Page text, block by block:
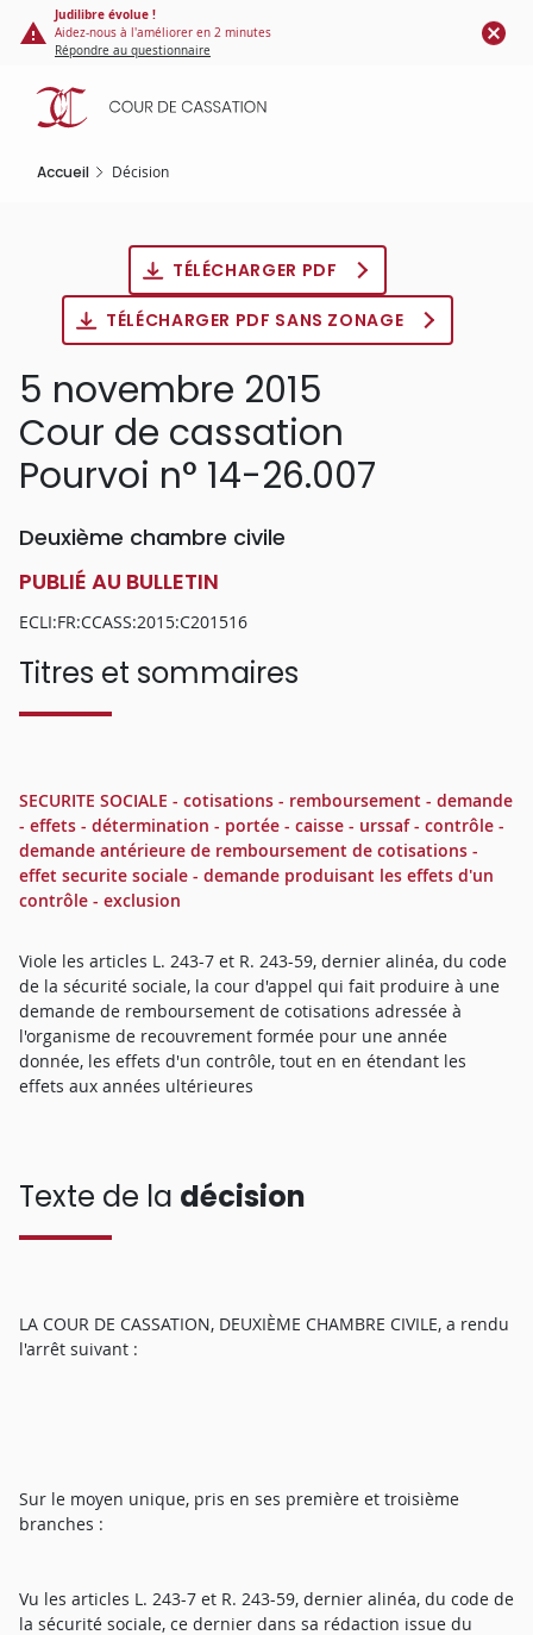
Panneau de gestion des cookies
contenu
principal
Judilibre évolue !
Aidez-nous à l'améliorer en 2 minutes
Répondre au questionnaire
Accueil Décision
TÉLÉCHARGER PDF
TÉLÉCHARGER PDF SANS ZONAGE
5 novembre 2015
Cour de cassation
Pourvoi n° 14-26.007
Deuxième chambre civile
PUBLIÉ AU BULLETIN
ECLI:FR:CCASS:2015:C201516
Titres et sommaires
SECURITE SOCIALE - cotisations - remboursement - demande
- effets - détermination - portée - caisse - urssaf - contrôle -
demande antérieure de remboursement de cotisations -
effet securite sociale - demande produisant les effets d'un
contrôle - exclusion
Viole les articles L. 243-7 et R. 243-59, dernier alinéa, du code
de la sécurité sociale, la cour d'appel qui fait produire à une
demande de remboursement de cotisations adressée à
l'organisme de recouvrement formée pour une année
donnée, les effets d'un contrôle, tout en en étendant les
effets aux années ultérieures
Texte de la décision
LA COUR DE CASSATION, DEUXIÈME CHAMBRE CIVILE, a rendu
l'arrêt suivant :
Sur le moyen unique, pris en ses première et troisième
branches :
Vu les articles L. 243-7 et R. 243-59, dernier alinéa, du code de
la sécurité sociale, ce dernier dans sa rédaction issue du